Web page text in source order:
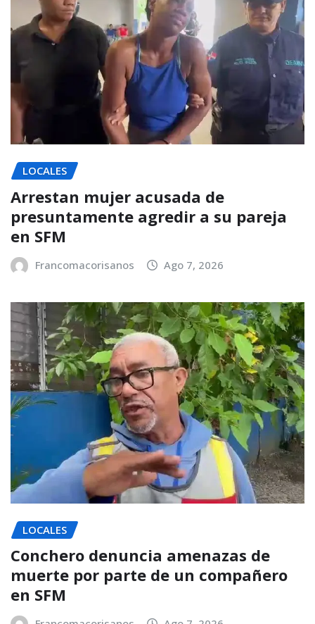
LOCALES
Arrestan mujer acusada de
presuntamente agredir a su pareja
en SFM
Francomacorisanos Ago 7, 2026
LOCALES
Conchero denuncia amenazas de
muerte por parte de un compañero
en SFM